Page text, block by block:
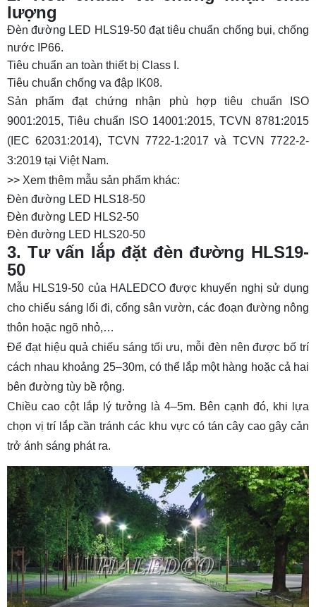
lượng
Đèn đường LED HLS19-50 đạt tiêu chuẩn chống bụi, chống
nước IP66.
Tiêu chuẩn an toàn thiết bị Class I.
Tiêu chuẩn chống va đập IK08.
Sản phẩm đạt chứng nhận phù hợp tiêu chuẩn ISO
9001:2015, Tiêu chuẩn ISO 14001:2015, TCVN 8781:2015
(IEC 62031:2014), TCVN 7722-1:2017 và TCVN 7722-2-
3:2019 tại Việt Nam.
>> Xem thêm mẫu sản phẩm khác:
Đèn đường LED HLS18-50
Đèn đường LED HLS2-50
Đèn đường LED HLS20-50
3. Tư vấn lắp đặt đèn đường HLS19-
50
Mẫu HLS19-50 của HALEDCO được khuyến nghị sử dụng
cho chiếu sáng lối đi, cổng sân vườn, các đoạn đường nông
thôn hoặc ngõ nhỏ,…
Để đạt hiệu quả chiếu sáng tối ưu, mỗi đèn nên được bố trí
cách nhau khoảng 25–30m, có thể lắp một hàng hoặc cả hai
bên đường tùy bề rộng.
Chiều cao cột lắp lý tưởng là 4–5m. Bên cạnh đó, khi lựa
chọn vị trí lắp cần tránh các khu vực có tán cây cao gây cản
trở ánh sáng phát ra.